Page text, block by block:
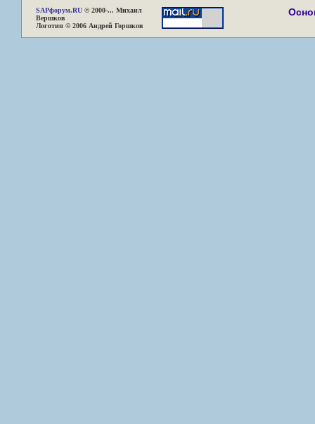
SAPфорум.RU © 2000-... Михаил
Вершков
Логотип © 2006 Андрей Горшков